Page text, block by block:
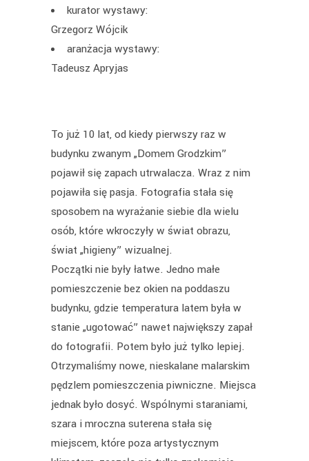
kurator wystawy:
Grzegorz Wójcik
aranżacja wystawy:
Tadeusz Apryjas
To już 10 lat, od kiedy pierwszy raz w
budynku zwanym „Domem Grodzkim”
pojawił się zapach utrwalacza. Wraz z nim
pojawiła się pasja. Fotografia stała się
sposobem na wyrażanie siebie dla wielu
osób, które wkroczyły w świat obrazu,
świat „higieny” wizualnej.
Początki nie były łatwe. Jedno małe
pomieszczenie bez okien na poddaszu
budynku, gdzie temperatura latem była w
stanie „ugotować” nawet największy zapał
do fotografii. Potem było już tylko lepiej.
Otrzymaliśmy nowe, nieskalane malarskim
pędzlem pomieszczenia piwniczne. Miejsca
jednak było dosyć. Wspólnymi staraniami,
szara i mroczna suterena stała się
miejscem, które poza artystycznym